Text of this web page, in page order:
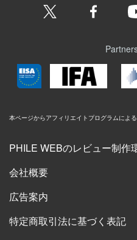
本ページからアフィリエイトプログラムによ
PHILE WEBのレビュー制作
会社概要
広告案内
特定商取引法に基づく表記